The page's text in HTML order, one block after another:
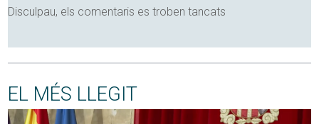
Disculpau, els comentaris es troben tancats
EL MÉS LLEGIT